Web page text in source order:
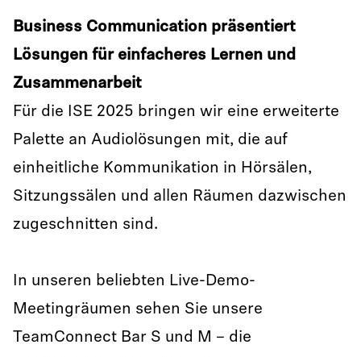
Business Communication präsentiert
Lösungen für einfacheres Lernen und
Zusammenarbeit
Für die ISE 2025 bringen wir eine erweiterte
Palette an Audiolösungen mit, die auf
einheitliche Kommunikation in Hörsälen,
Sitzungssälen und allen Räumen dazwischen
zugeschnitten sind.
In unseren beliebten Live-Demo-
Meetingräumen sehen Sie unsere
TeamConnect Bar S und M – die